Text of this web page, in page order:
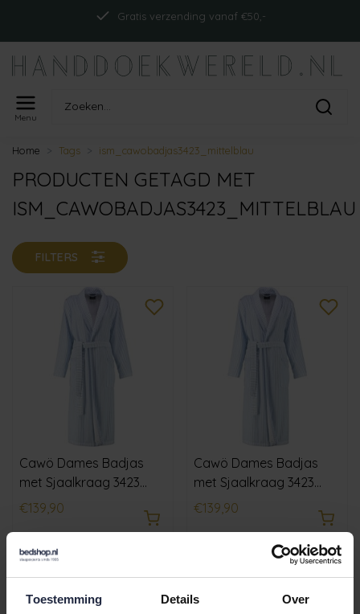
Toestemming Details Over
Gratis verzending vanaf €50,-
Menu
Home Tags ism_cawobadjas3423_mittelblau
PRODUCTEN GETAGD MET
ISM_CAWOBADJAS3423_MITTELBLAU
FILTERS
Cawö Dames Badjas
met Sjaalkraag 3423
mittelblau 52
€139,90
Cawö Dames Badjas
met Sjaalkraag 3423
mittelblau 50
€139,90